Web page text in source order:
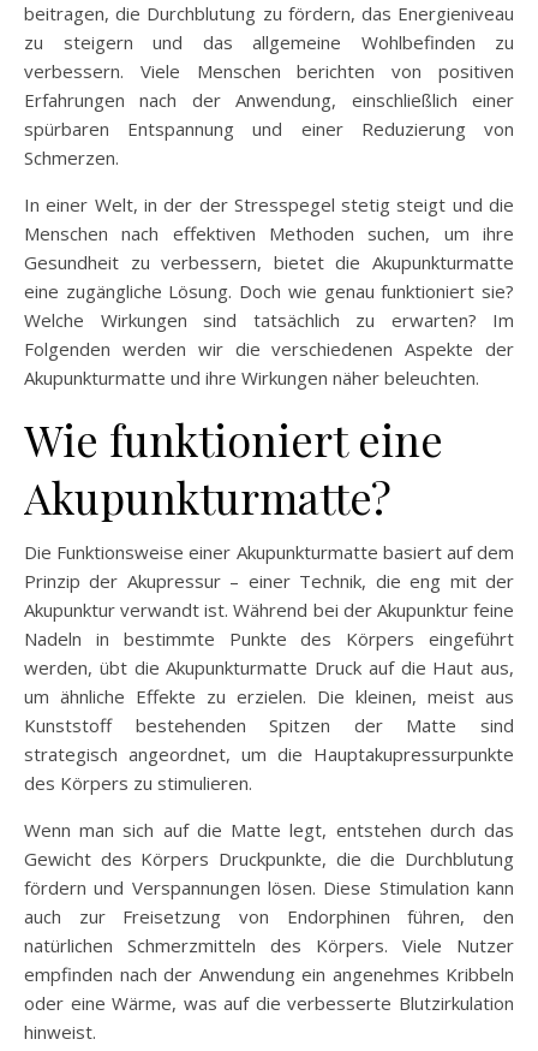
beitragen, die Durchblutung zu fördern, das Energieniveau
zu steigern und das allgemeine Wohlbefinden zu
verbessern. Viele Menschen berichten von positiven
Erfahrungen nach der Anwendung, einschließlich einer
spürbaren Entspannung und einer Reduzierung von
Schmerzen.
In einer Welt, in der der Stresspegel stetig steigt und die
Menschen nach effektiven Methoden suchen, um ihre
Gesundheit zu verbessern, bietet die Akupunkturmatte
eine zugängliche Lösung. Doch wie genau funktioniert sie?
Welche Wirkungen sind tatsächlich zu erwarten? Im
Folgenden werden wir die verschiedenen Aspekte der
Akupunkturmatte und ihre Wirkungen näher beleuchten.
Wie funktioniert eine
Akupunkturmatte?
Die Funktionsweise einer Akupunkturmatte basiert auf dem
Prinzip der Akupressur – einer Technik, die eng mit der
Akupunktur verwandt ist. Während bei der Akupunktur feine
Nadeln in bestimmte Punkte des Körpers eingeführt
werden, übt die Akupunkturmatte Druck auf die Haut aus,
um ähnliche Effekte zu erzielen. Die kleinen, meist aus
Kunststoff bestehenden Spitzen der Matte sind
strategisch angeordnet, um die Hauptakupressurpunkte
des Körpers zu stimulieren.
Wenn man sich auf die Matte legt, entstehen durch das
Gewicht des Körpers Druckpunkte, die die Durchblutung
fördern und Verspannungen lösen. Diese Stimulation kann
auch zur Freisetzung von Endorphinen führen, den
natürlichen Schmerzmitteln des Körpers. Viele Nutzer
empfinden nach der Anwendung ein angenehmes Kribbeln
oder eine Wärme, was auf die verbesserte Blutzirkulation
hinweist.